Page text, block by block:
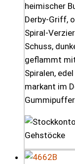
heimischer
Derby-Griff,
Spiral-
Schuss,
geflammt
Spiralen,
markant im
Gummipuffer.